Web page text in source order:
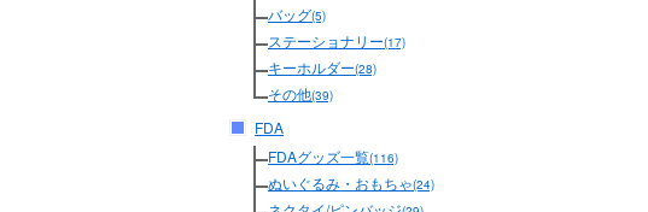
バッグ(5)
ステーショナリー(17)
キーホルダー(28)
その他(39)
FDA
FDAグッズ一覧(116)
ぬいぐるみ・おもちゃ(24)